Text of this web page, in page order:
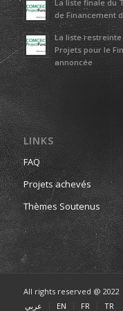
La liste finale du
de Financement
La liste
Projets pour le
annoncée
LINKS
FAQ
Projets achevés
Thèmes Soutenus
All rights reserved @ 2022
عربي
EN FR TR